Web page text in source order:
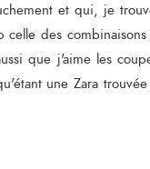
et qui, je
des
que j'aime les
une Zara